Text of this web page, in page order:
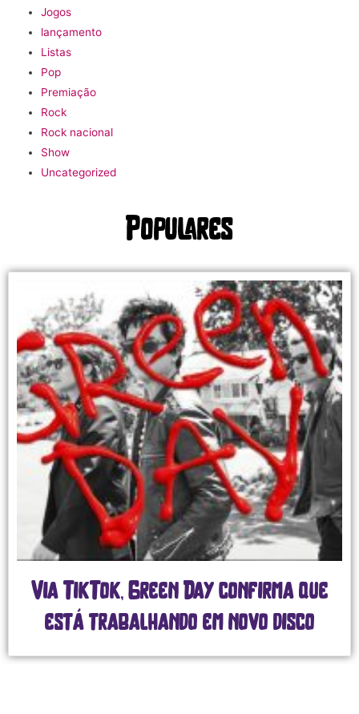
Jogos
lançamento
Listas
Pop
Premiação
Rock
Rock nacional
Show
Uncategorized
Populares
Via TikTok, Green Day confirma que
está trabalhando em novo disco